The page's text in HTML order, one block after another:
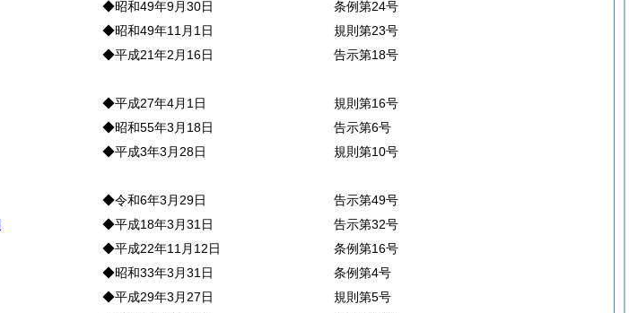
◆昭和49年9月30日
条例第24号
◆昭和49年11月1日
規則第23号
◆平成21年2月16日
告示第18号
◆平成27年4月1日
規則第16号
◆昭和55年3月18日
告示第6号
◆平成3年3月28日
規則第10号
◆令和6年3月29日
告示第49号
◆平成18年3月31日
告示第32号
◆平成22年11月12日
条例第16号
◆昭和33年3月31日
条例第4号
◆平成29年3月27日
規則第5号